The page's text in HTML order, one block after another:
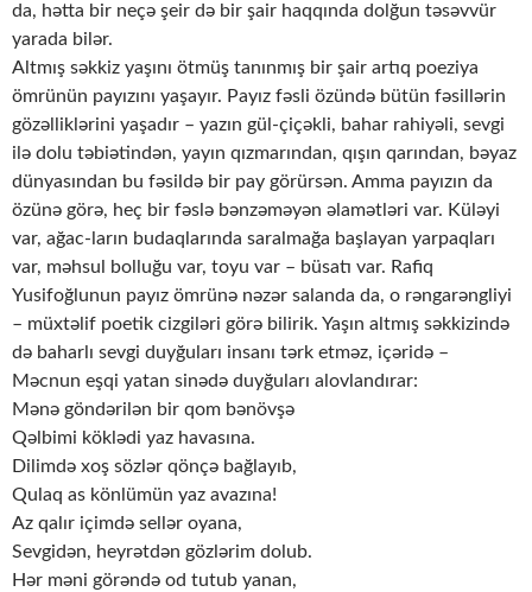
da, hətta bir neçə şeir də bir şair haqqında dolğun təsəvvür
yarada bilər.
Altmış səkkiz yaşını ötmüş tanınmış bir şair artıq poeziya
ömrünün payızını yaşayır. Payız fəsli özündə bütün fəsillərin
gözəlliklərini yaşadır – yazın gül-çiçəkli, bahar rahiyəli, sevgi
ilə dolu təbiətindən, yayın qızmarından, qışın qarından, bəyaz
dünyasından bu fəsildə bir pay görürsən. Amma payızın da
özünə görə, heç bir fəslə bənzəməyən əlamətləri var. Küləyi
var, ağac-ların budaqlarında saralmağa başlayan yarpaqları
var, məhsul bolluğu var, toyu var – büsatı var. Rafiq
Yusifoğlunun payız ömrünə nəzər salanda da, o rəngarəngliyi
– müxtəlif poetik cizgiləri görə bilirik. Yaşın altmış səkkizində
də baharlı sevgi duyğuları insanı tərk etməz, içəridə –
Məcnun eşqi yatan sinədə duyğuları alovlandırar:
Mənə göndərilən bir qom bənövşə
Qəlbimi köklədi yaz havasına.
Dilimdə xoş sözlər qönçə bağlayıb,
Qulaq as könlümün yaz avazına!
Az qalır içimdə sellər oyana,
Sevgidən, heyrətdən gözlərim dolub.
Hər məni görəndə od tutub yanan,